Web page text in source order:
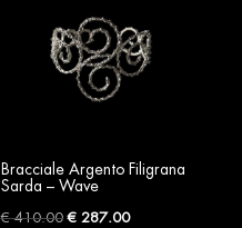
Bracciale Argento Filigrana
Sarda – Wave
€410.00Original
€ 287.00Current